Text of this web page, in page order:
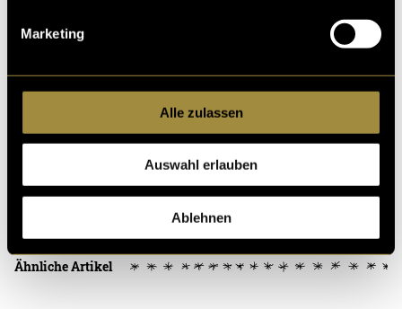
Marketing
Alle zulassen
Auswahl erlauben
Ablehnen
(vha)
Kritik
Ähnliche Artikel